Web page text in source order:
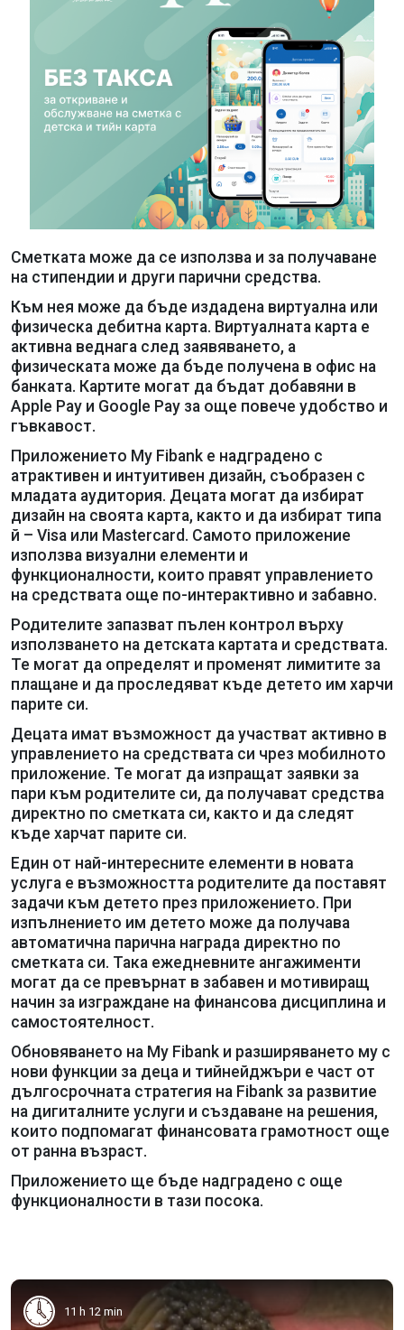
Сметката може да се използва и за получаване
на стипендии и други парични средства.
Към нея може да бъде издадена виртуална или
физическа дебитна карта. Виртуалната карта е
активна веднага след заявяването, а
физическата може да бъде получена в офис на
банката. Картите могат да бъдат добавяни в
Apple Pay и Google Pay за още повече удобство и
гъвкавост.
Приложението My Fibank е надградено с
атрактивен и интуитивен дизайн, съобразен с
младата аудитория. Децата могат да избират
дизайн на своята карта, както и да избират типа
й – Visa или Mastercard. Самото приложение
използва визуални елементи и
функционалности, които правят управлението
на средствата още по-интерактивно и забавно.
Родителите запазват пълен контрол върху
използването на детската картата и средствата.
Те могат да определят и променят лимитите за
плащане и да проследяват къде детето им харчи
парите си.
Децата имат възможност да участват активно в
управлението на средствата си чрез мобилното
приложение. Те могат да изпращат заявки за
пари към родителите си, да получават средства
директно по сметката си, както и да следят
къде харчат парите си.
Един от най-интересните елементи в новата
услуга е възможността родителите да поставят
задачи към детето през приложението. При
изпълнението им детето може да получава
автоматична парична награда директно по
сметката си. Така ежедневните ангажименти
могат да се превърнат в забавен и мотивиращ
начин за изграждане на финансова дисциплина и
самостоятелност.
Обновяването на My Fibank и разширяването му с
нови функции за деца и тийнейджъри е част от
дългосрочната стратегия на Fibank за развитие
на дигиталните услуги и създаване на решения,
които подпомагат финансовата грамотност още
от ранна възраст.
Приложението ще бъде надградено с още
функционалности в тази посока.
11 h 12 min